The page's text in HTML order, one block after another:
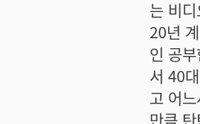
는 비
20년
인 공
서 40
고 어
만큼